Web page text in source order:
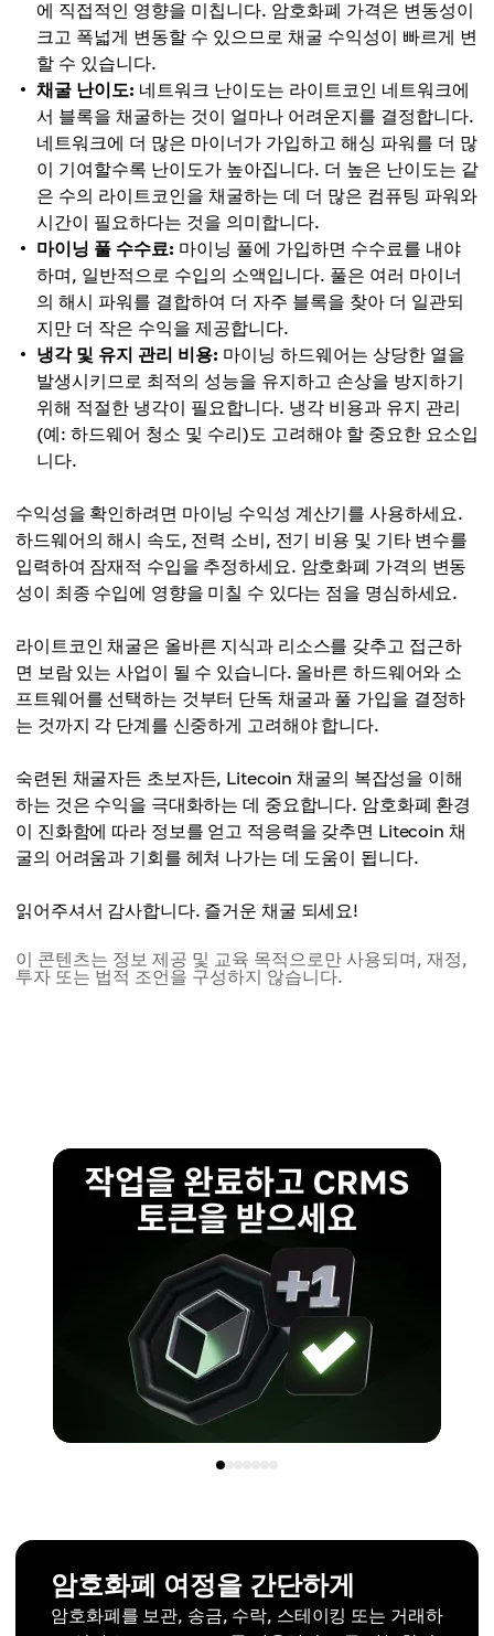
에 직접적인 영향을 미칩니다. 암호화폐 가격은 변동성이
크고 폭넓게 변동할 수 있으므로 채굴 수익성이 빠르게 변
할 수 있습니다.
채굴 난이도: 네트워크 난이도는 라이트코인 네트워크에
서 블록을 채굴하는 것이 얼마나 어려운지를 결정합니다.
네트워크에 더 많은 마이너가 가입하고 해싱 파워를 더 많
이 기여할수록 난이도가 높아집니다. 더 높은 난이도는 같
은 수의 라이트코인을 채굴하는 데 더 많은 컴퓨팅 파워와
시간이 필요하다는 것을 의미합니다.
마이닝 풀 수수료: 마이닝 풀에 가입하면 수수료를 내야
하며, 일반적으로 수입의 소액입니다. 풀은 여러 마이너
의 해시 파워를 결합하여 더 자주 블록을 찾아 더 일관되
지만 더 작은 수익을 제공합니다.
냉각 및 유지 관리 비용: 마이닝 하드웨어는 상당한 열을
발생시키므로 최적의 성능을 유지하고 손상을 방지하기
위해 적절한 냉각이 필요합니다. 냉각 비용과 유지 관리
(예: 하드웨어 청소 및 수리)도 고려해야 할 중요한 요소입
니다.
수익성을 확인하려면 마이닝 수익성 계산기를 사용하세요.
하드웨어의 해시 속도, 전력 소비, 전기 비용 및 기타 변수를
입력하여 잠재적 수입을 추정하세요. 암호화폐 가격의 변동
성이 최종 수입에 영향을 미칠 수 있다는 점을 명심하세요.
라이트코인 채굴은 올바른 지식과 리소스를 갖추고 접근하
면 보람 있는 사업이 될 수 있습니다. 올바른 하드웨어와 소
프트웨어를 선택하는 것부터 단독 채굴과 풀 가입을 결정하
는 것까지 각 단계를 신중하게 고려해야 합니다.
숙련된 채굴자든 초보자든, Litecoin 채굴의 복잡성을 이해
하는 것은 수익을 극대화하는 데 중요합니다. 암호화폐 환경
이 진화함에 따라 정보를 얻고 적응력을 갖추면 Litecoin 채
굴의 어려움과 기회를 헤쳐 나가는 데 도움이 됩니다.
읽어주셔서 감사합니다. 즐거운 채굴 되세요!
이 콘텐츠는 정보 제공 및 교육 목적으로만 사용되며, 재정,
투자 또는 법적 조언을 구성하지 않습니다.
암호화폐 여정을 간단하게
암호화폐를 보관, 송금, 수락, 스테이킹 또는 거래하